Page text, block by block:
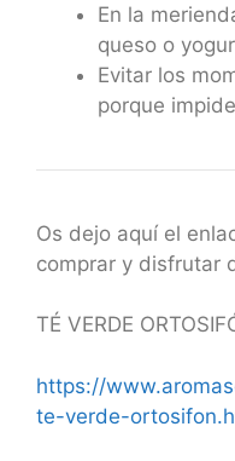
En la
queso o
Evitar los
porque
Os dejo aquí el
comprar y disfrutar
TÉ VERDE
https://
te-verde-